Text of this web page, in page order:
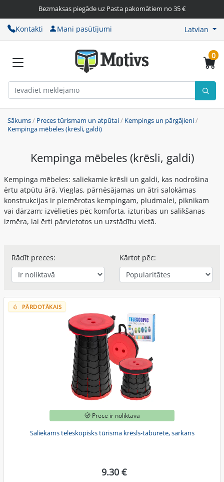
Bezmaksas piegāde uz Pasta pakomātiem no 35 €
Kontakti Mani pasūtījumi Latvian
0
Sākums/ Preces tūrismam un atpūtai/ Kempings un pārgājieni/
Kempinga mēbeles (krēsli, galdi)
Kempinga mēbeles (krēsli, galdi)
Kempinga mēbeles: saliekamie krēsli un galdi, kas nodrošina
ērtu atpūtu ārā. Vieglas, pārnēsājamas un ātri salokāmas
konstrukcijas ir piemērotas kempingam, pludmalei, piknikam
vai dārzam; izvēlieties pēc komforta, izturības un salikšanas
izmēra, lai ērti pārvietotos un uzstādītu vietā.
Rādīt preces: Kārtot pēc:
PĀRDOTĀKAIS
Prece ir noliktavā
Saliekams teleskopisks tūrisma krēsls-taburete, sarkans
9.30 €